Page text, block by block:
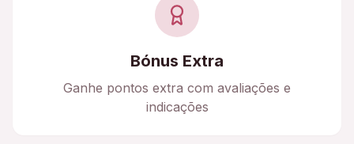
Bónus Extra
Ganhe pontos extra com avaliações e
indicações